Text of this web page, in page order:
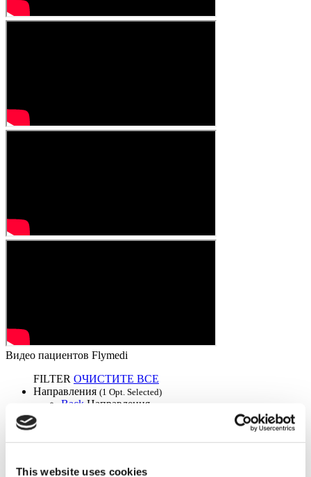
This website uses cookies
Видео пациентов Flymedi
FILTER ОЧИСТИТЕ ВСЕ
Направления (1 Opt. Selected)
Back Направления
Города
Back Города